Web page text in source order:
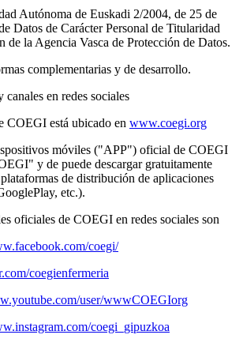
Autónoma de Euskadi 2/2004, de 25 de
Datos de Carácter Personal de Titularidad
de la Agencia Vasca de Protección de Datos.
complementarias y de desarrollo.
en redes sociales
COEGI está ubicado en www.coegi.org
móviles ("APP") oficial de COEGI
y de puede descargar gratuitamente
de distribución de aplicaciones
etc.).
oficiales de COEGI en redes sociales son
coegi/
coegienfermeria
user/wwwCOEGIorg
coegi_gipuzkoa